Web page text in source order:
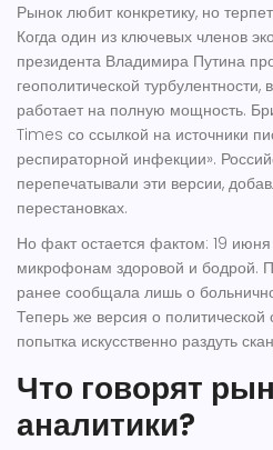
Рынок любит конкретику, но
Когда один из ключевых членов
президента Владимира Путина
геополитической
работает на полную мощность.
Times со ссылкой на источники
респираторной инфекции».
перепечатывали эти версии,
перестановках.
Но факт остается фактом: 19
микрофонам здоровой и бодрой.
ранее сообщала лишь о
Теперь же версия о политической
попытка искусственно раздуть
Что говорят
аналитики?